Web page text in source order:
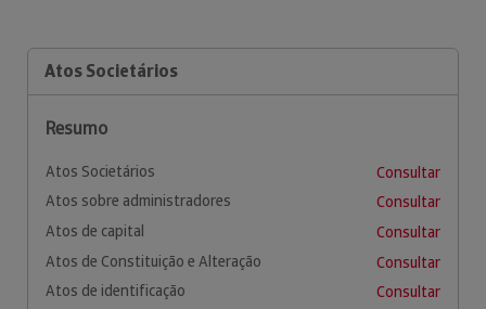
Atos Societários
Resumo
Atos Societários
Consultar
Atos sobre administradores
Consultar
Atos de capital
Consultar
Atos de Constituição e Alteração
Consultar
Atos de identificação
Consultar